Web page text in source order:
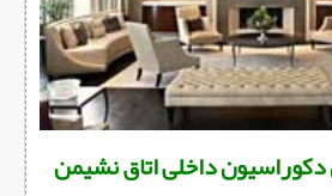
دکوراسیون داخلی اتاق نشیمن